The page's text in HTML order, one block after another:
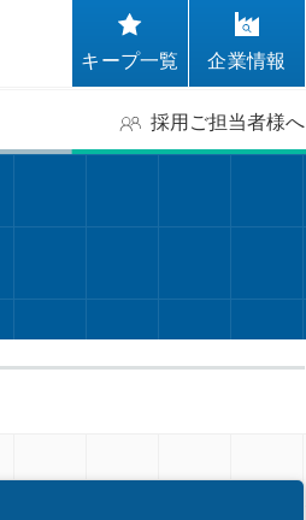
キープ一覧 企業情報
採用ご担当者様へ